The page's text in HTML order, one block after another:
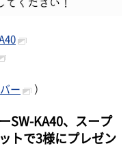
ー ）
SW-KA40、スープ
トで3様にプレゼン